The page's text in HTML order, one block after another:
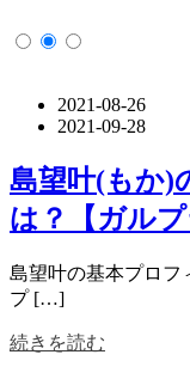
2021-08-26
2021-09-28
島望叶(もか)
は？【ガルプ
島望叶の基本プロフ
プ […]
続きを読む